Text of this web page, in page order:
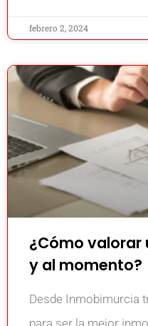
febrero 2, 2024
¿Cómo valorar
y al momento?
Desde Inmobimurcia
para ser la mejor